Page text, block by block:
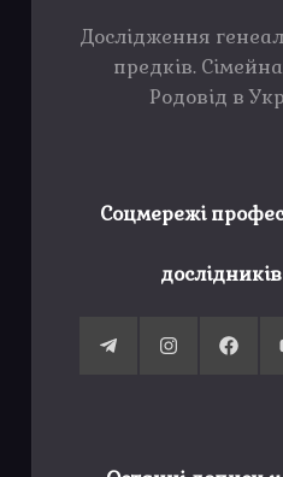
Дослідження
предків. Сімейна
Родовід в
Соцмережі
дослідників